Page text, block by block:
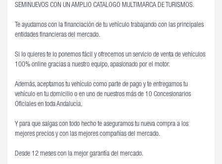
SEMINUEVOS CON UN AMPLIO CATALOGO MULTIMARCA DE TURISMOS.
Te ayudamos con la financiación de tu vehículo trabajando con las principales
entidades financieras del mercado.
Si lo quieres te lo ponemos fácil y ofrecemos un servicio de venta de vehículos
100% online gracias a nuestro equipo, apasionado por el motor.
Además, aceptamos tu vehículo como parte de pago y te entregamos tu
vehículo en tu domicilio o en uno de nuestros más de 10 Concesionarios
Oficiales en toda Andalucía.
Y para que salgas con todo hecho te aseguramos tu nueva compra a los
mejores precios y con las mejores compañías del mercado.
Desde 12 meses con la mejor garantía del mercado.